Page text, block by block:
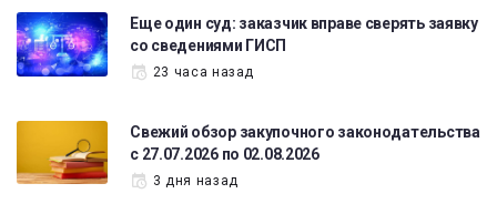
Еще один суд: заказчик вправе сверять заявку
со сведениями ГИСП
23 часа назад
Свежий обзор закупочного законодательства
с 27.07.2026 по 02.08.2026
3 дня назад